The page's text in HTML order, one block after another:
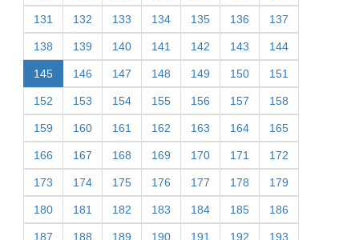
131 132 133 134 135 136 137
138 139 140 141 142 143 144
145 146 147 148 149 150 151
152 153 154 155 156 157 158
159 160 161 162 163 164 165
166 167 168 169 170 171 172
173 174 175 176 177 178 179
180 181 182 183 184 185 186
187 188 189 190 191 192 193